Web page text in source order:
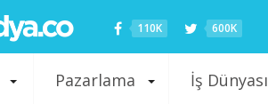
110K 600K
Pazarlama İş Dünyası